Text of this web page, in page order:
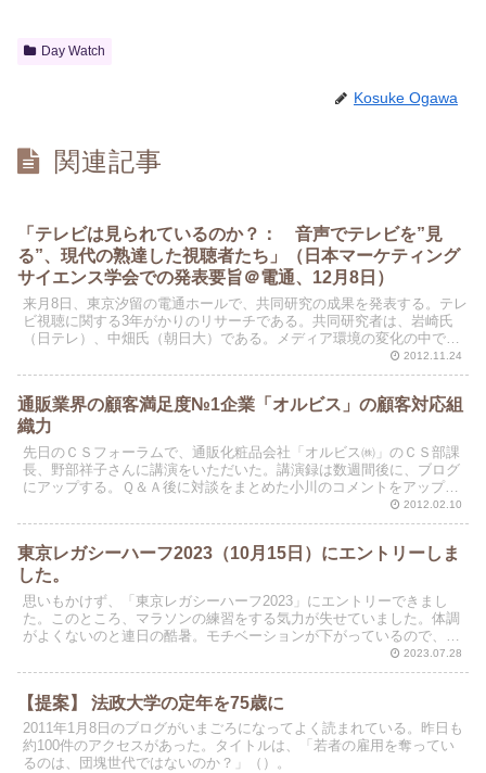
Day Watch
Kosuke Ogawa
関連記事
「テレビは見られているのか？： 音声でテレビを”見
る”、現代の熟達した視聴者たち」（日本マーケティング
サイエンス学会での発表要旨＠電通、12月8日）
来月8日、東京汐留の電通ホールで、共同研究の成果を発表する。テレ
ビ視聴に関する3年がかりのリサーチである。共同研究者は、岩崎氏
（日テレ）、中畑氏（朝日大）である。メディア環境の変化の中で視
聴実態がどのように変わっているのか？そのことが、広告... 2012.11.24
通販業界の顧客満足度№1企業「オルビス」の顧客対応組
織力
先日のＣＳフォーラムで、通販化粧品会社「オルビス㈱」のＣＳ部課
長、野部祥子さんに講演をいただいた。講演録は数週間後に、ブログ
にアップする。Ｑ＆Ａ後に対談をまとめた小川のコメントをアップし
ておく。何気なく運営されてはいるが、顧客対応面でオルビ...2012.02.10
東京レガシーハーフ2023（10月15日）にエントリーしま
した。
思いもかけず、「東京レガシーハーフ2023」にエントリーできまし
た。このところ、マラソンの練習をする気力が失せていました。体調
がよくないのと連日の酷暑。モチベーションが下がっているので、練
2023.07.28
【提案】 法政大学の定年を75歳に
2011年1月8日のブログがいまごろになってよく読まれている。昨日も
約100件のアクセスがあった。タイトルは、「若者の雇用を奪ってい
るのは、団塊世代ではないのか？」（）。